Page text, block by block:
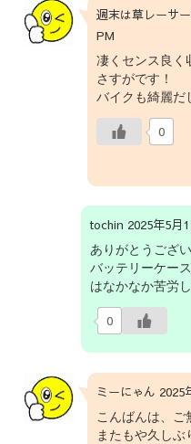
週末は草レーサ
PM
凄くセンス良く
さすがです！
バイクも綺麗だ
0
tochin 2025年5月
ありがとうござ
バッテリーケー
はなかなか苦労
0
ミーにゃん 2025
こんばんは、ご
またもや久し